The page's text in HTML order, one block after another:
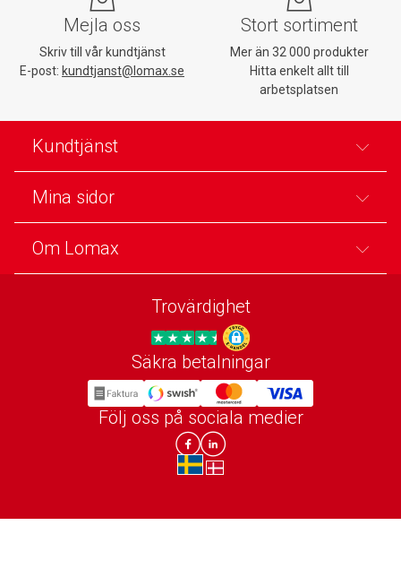
Mejla oss
Skriv till vår kundtjänst
E-post: kundtjanst@lomax.se
Stort sortiment
Mer än 32 000 produkter
Hitta enkelt allt till
arbetsplatsen
Kundtjänst
Mina sidor
Om Lomax
Trovärdighet
Trygg E-handel
Säkra betalningar
Följ oss på sociala medier
Lomax DK Facebook
Lomax SE LinkIn
sv-SEda-DK